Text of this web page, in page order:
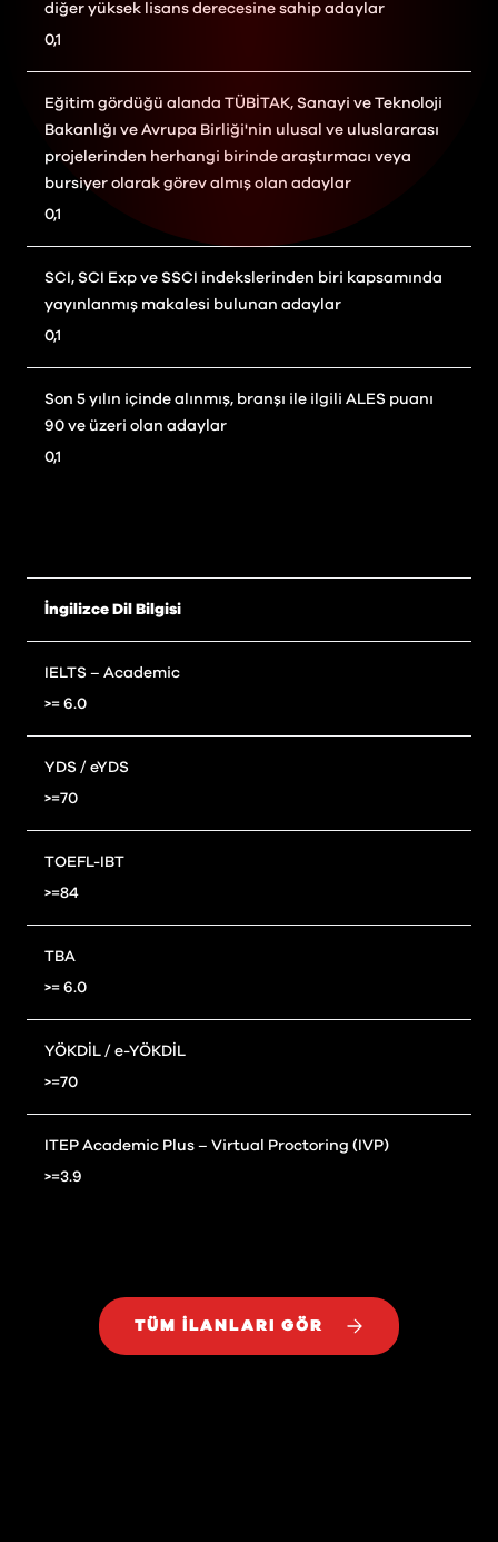
diğer yüksek lisans derecesine sahip adaylar
0,1
Eğitim gördüğü alanda TÜBİTAK, Sanayi ve Teknoloji
Bakanlığı ve Avrupa Birliği'nin ulusal ve uluslararası
projelerinden herhangi birinde araştırmacı veya
bursiyer olarak görev almış olan adaylar
0,1
SCI, SCI Exp ve SSCI indekslerinden biri kapsamında
yayınlanmış makalesi bulunan adaylar
0,1
Son 5 yılın içinde alınmış, branşı ile ilgili ALES puanı
90 ve üzeri olan adaylar
0,1
İngilizce Dil Bilgisi
IELTS – Academic
>= 6.0
YDS / eYDS
>=70
TOEFL-IBT
>=84
TBA
>= 6.0
YÖKDİL / e-YÖKDİL
>=70
ITEP Academic Plus – Virtual Proctoring (IVP)
>=3.9
TÜM İLANLARI GÖR